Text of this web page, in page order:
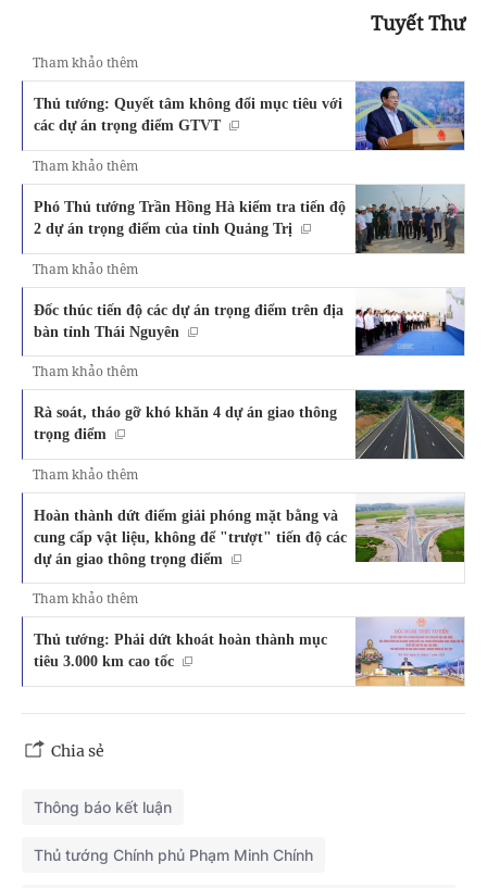
Tuyết Thư
Tham khảo thêm
Thủ tướng: Quyết tâm không đổi mục tiêu với
các dự án trọng điểm GTVT
Tham khảo thêm
Phó Thủ tướng Trần Hồng Hà kiểm tra tiến độ
2 dự án trọng điểm của tỉnh Quảng Trị
Tham khảo thêm
Đốc thúc tiến độ các dự án trọng điểm trên địa
bàn tỉnh Thái Nguyên
Tham khảo thêm
Rà soát, tháo gỡ khó khăn 4 dự án giao thông
trọng điểm
Tham khảo thêm
Hoàn thành dứt điểm giải phóng mặt bằng và
cung cấp vật liệu, không để "trượt" tiến độ các
dự án giao thông trọng điểm
Tham khảo thêm
Thủ tướng: Phải dứt khoát hoàn thành mục
tiêu 3.000 km cao tốc
Chia sẻ
Thông báo kết luận
Thủ tướng Chính phủ Phạm Minh Chính